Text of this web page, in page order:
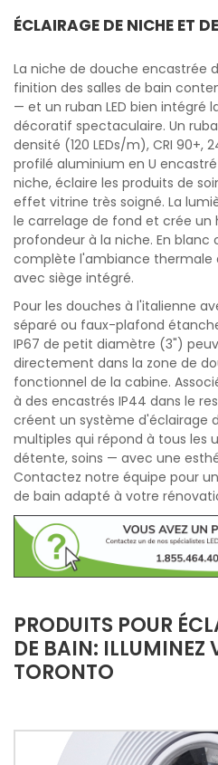
ÉCLAIRAGE DE NICHE ET
La niche de douche encastrée
finition des salles de bain
— et un ruban LED bien intégré
décoratif spectaculaire. Un
densité (120 LEDs/m), CRI 90+,
profilé aluminium en U
niche, éclaire les produits de
effet vitrine très soigné. La
le carrelage de fond et crée un
profondeur à la niche. En blanc
complète l'ambiance thermale
avec siège intégré.
Pour les douches à l'italienne
séparé ou faux-plafond
IP67 de petit diamètre (3")
directement dans la zone de
fonctionnel de la cabine.
à des encastrés IP44 dans le
créent un système d'éclairage
multiples qui répond à tous les
détente, soins — avec une
Contactez notre équipe pour
de bain adapté à votre
PRODUITS POUR
DE BAIN: ILLUMINEZ
TORONTO